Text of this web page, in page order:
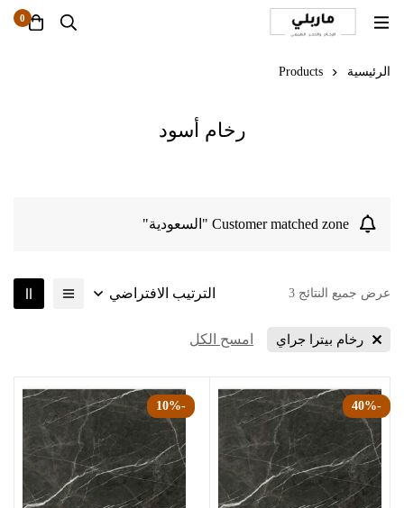
0
الرئيسية Products
رخام أسود
Customer matched zone "السعودية"
عرض جميع النتائج 3 الترتيب الافتراضي
رخام بيترا جراي امسح الكل
-10% -40%